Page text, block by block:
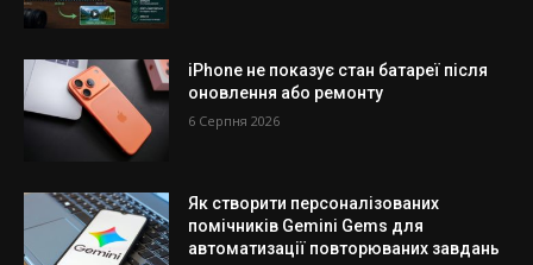
iPhone не показує стан батареї після
оновлення або ремонту
6 Серпня 2026
Як створити персоналізованих
помічників Gemini Gems для
автоматизації повторюваних завдань